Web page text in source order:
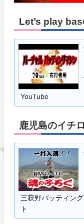
Let’s play
YouTube
鹿児島のイチ
三萩野バッティン
ト